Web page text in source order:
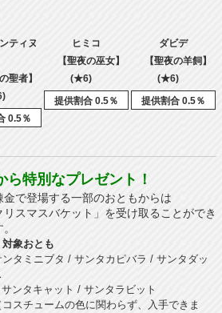
ティヌ
聖者】
0.5％
ヒミコ
【聖夜の巫女】
(★6)
提供割合 0.5％
ダビデ
【聖夜の羊飼】
(★6)
提供割合 0.5％
特別なプレゼント！
金で登場する一部のおともからは
リスマスバケット」を受け取ることができ
象おとも
タミニブタ / サンタカピバラ / サンタダッ
ンタキャット / サンタラビット
スチュームの色に関わらず、入手できま